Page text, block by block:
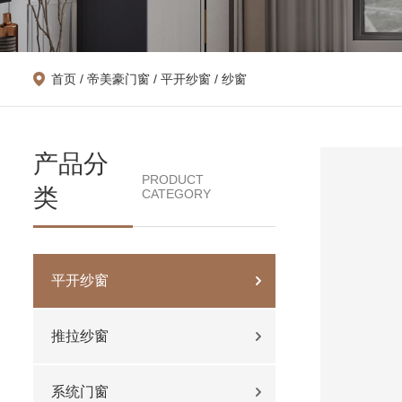
首页 / 帝美豪门窗 / 平开纱窗 / 纱窗
产品分
类
PRODUCT
CATEGORY
平开纱窗
推拉纱窗
系统门窗